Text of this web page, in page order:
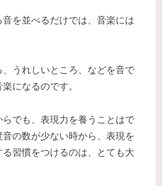
を並べるだけでは、音楽には
、うれしいところ、などを音で
になるのです。
らでも、表現力を養うことはで
の数が少ない時から、表現を
習慣をつけるのは、とても大